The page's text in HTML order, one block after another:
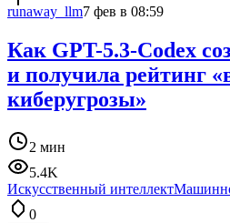
runaway_llm7 фев в 08:59
Как GPT-5.3-Codex
и получила рейтинг
киберугрозы»
2 мин
5.4K
Искусственный интеллект
0